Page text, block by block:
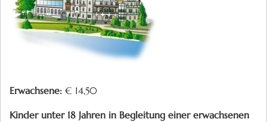
Erwachsene: € 14,50
Kinder unter 18 Jahren in Begleitung einer erwachsenen